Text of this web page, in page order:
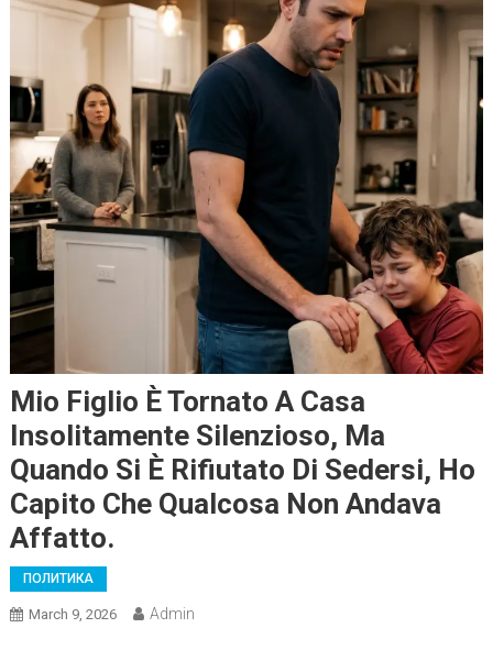
Mio Figlio È Tornato A Casa
Insolitamente Silenzioso, Ma
Quando Si È Rifiutato Di Sedersi, Ho
Capito Che Qualcosa Non Andava
Affatto.
ПОЛИТИКА
March 9, 2026 Admin